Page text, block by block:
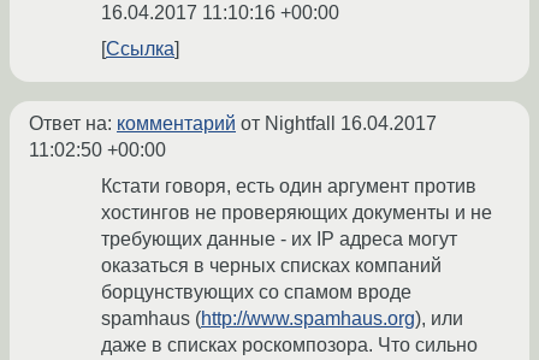
16.04.2017 11:10:16 +00:00
Ссылка
Ответ на: комментарий от Nightfall 16.04.2017
11:02:50 +00:00
Кстати говоря, есть один аргумент против
хостингов не проверяющих документы и не
требующих данные - их IP адреса могут
оказаться в черных списках компаний
борцунствующих со спамом вроде
spamhaus (http://www.spamhaus.org), или
даже в списках роскомпозора. Что сильно